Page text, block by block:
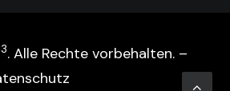
. Alle Rechte vorbehalten. –